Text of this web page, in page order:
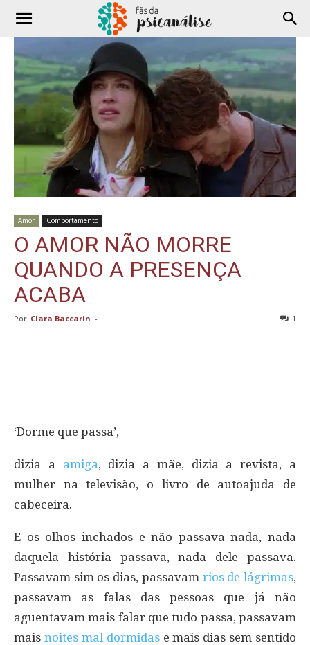
Amor Comportamento
O AMOR NÃO MORRE
QUANDO A PRESENÇA
ACABA
Por Clara Baccarin - 1
‘Dorme que passa’,
dizia a amiga, dizia a mãe, dizia a revista, a
mulher na televisão, o livro de autoajuda de
cabeceira.
E os olhos inchados e não passava nada, nada
daquela história passava, nada dele passava.
Passavam sim os dias, passavam rios de lágrimas,
passavam as falas das pessoas que já não
aguentavam mais falar que tudo passa, passavam
mais noites mal dormidase mais dias sem sentido